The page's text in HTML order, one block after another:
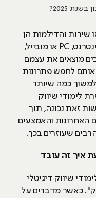
2025?
שירות והדילמות הן
מגוונות: רשתות חברתיות או אתר אינטרנט, PC או מובייל,
מוצאים את עצמם
לחפש פתרונות
למשוך כמה שיותר
לימודי שיווק
זאת נכונה, תוך
האחרונות והאמצעים
שעוזרים בכך.
איך זה עובד
שיווק דיגיטלי
כאשר מדברים על